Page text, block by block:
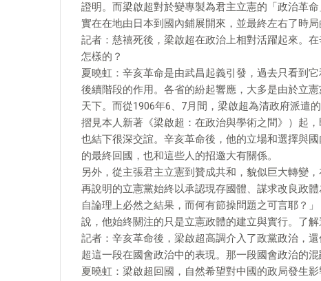
證明。而梁啟超對於變專製為君主立憲的「政治革
實在在地由日本到國內鋪展開來，並最終左右了時局
記者：慈禧死後，梁啟超在政治上相對活躍起來。
怎樣的？
夏曉虹：辛亥革命是由武昌起義引發，過去只看到
後續階段的作用。各省的紛起響應，大多是由於立
天下。而從1906年6、7月間，梁啟超為清政府派遣
摺見本人新著《梁啟超：在政治與學術之間》）起
也結下很深交誼。辛亥革命後，他的立場和選擇與
的最終回國，也和這些人的招邀大有關係。
另外，從主張君主立憲到贊成共和，貌似巨大轉變
再說明的立憲黨始終以承認現存國體、謀求改良政
自論理上必然之結果，而何有節操問題之可言耶？
說，他始終關注的只是立憲政體的建立與實行。了解
記者：辛亥革命後，梁啟超高調介入了政黨政治，
超這一段在國會政治中的表現。那一段國會政治的
夏曉虹：梁啟超回國，自然希望對中國的政局發生